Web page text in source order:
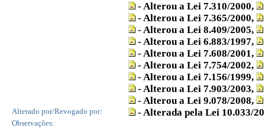
- Alterou a Lei 7.310/2000,
- Alterou a Lei 7.365/2000,
- Alterou a Lei 8.409/2005,
- Alterou a Lei 6.883/1997,
- Alterou a Lei 7.608/2001,
- Alterou a Lei 7.754/2002,
- Alterou a Lei 7.156/1999,
- Alterou a Lei 7.903/2003,
- Alterou a Lei 9.078/2008,
Alterado por/Revogado por: - Alterada pela Lei 10.033/
Observações: